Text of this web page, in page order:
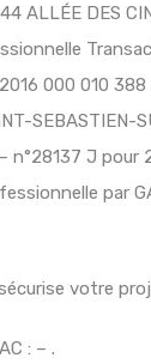
ALLÉE DES
000 010
SEBASTIEN-
n°28137 J
par
votre
: – .